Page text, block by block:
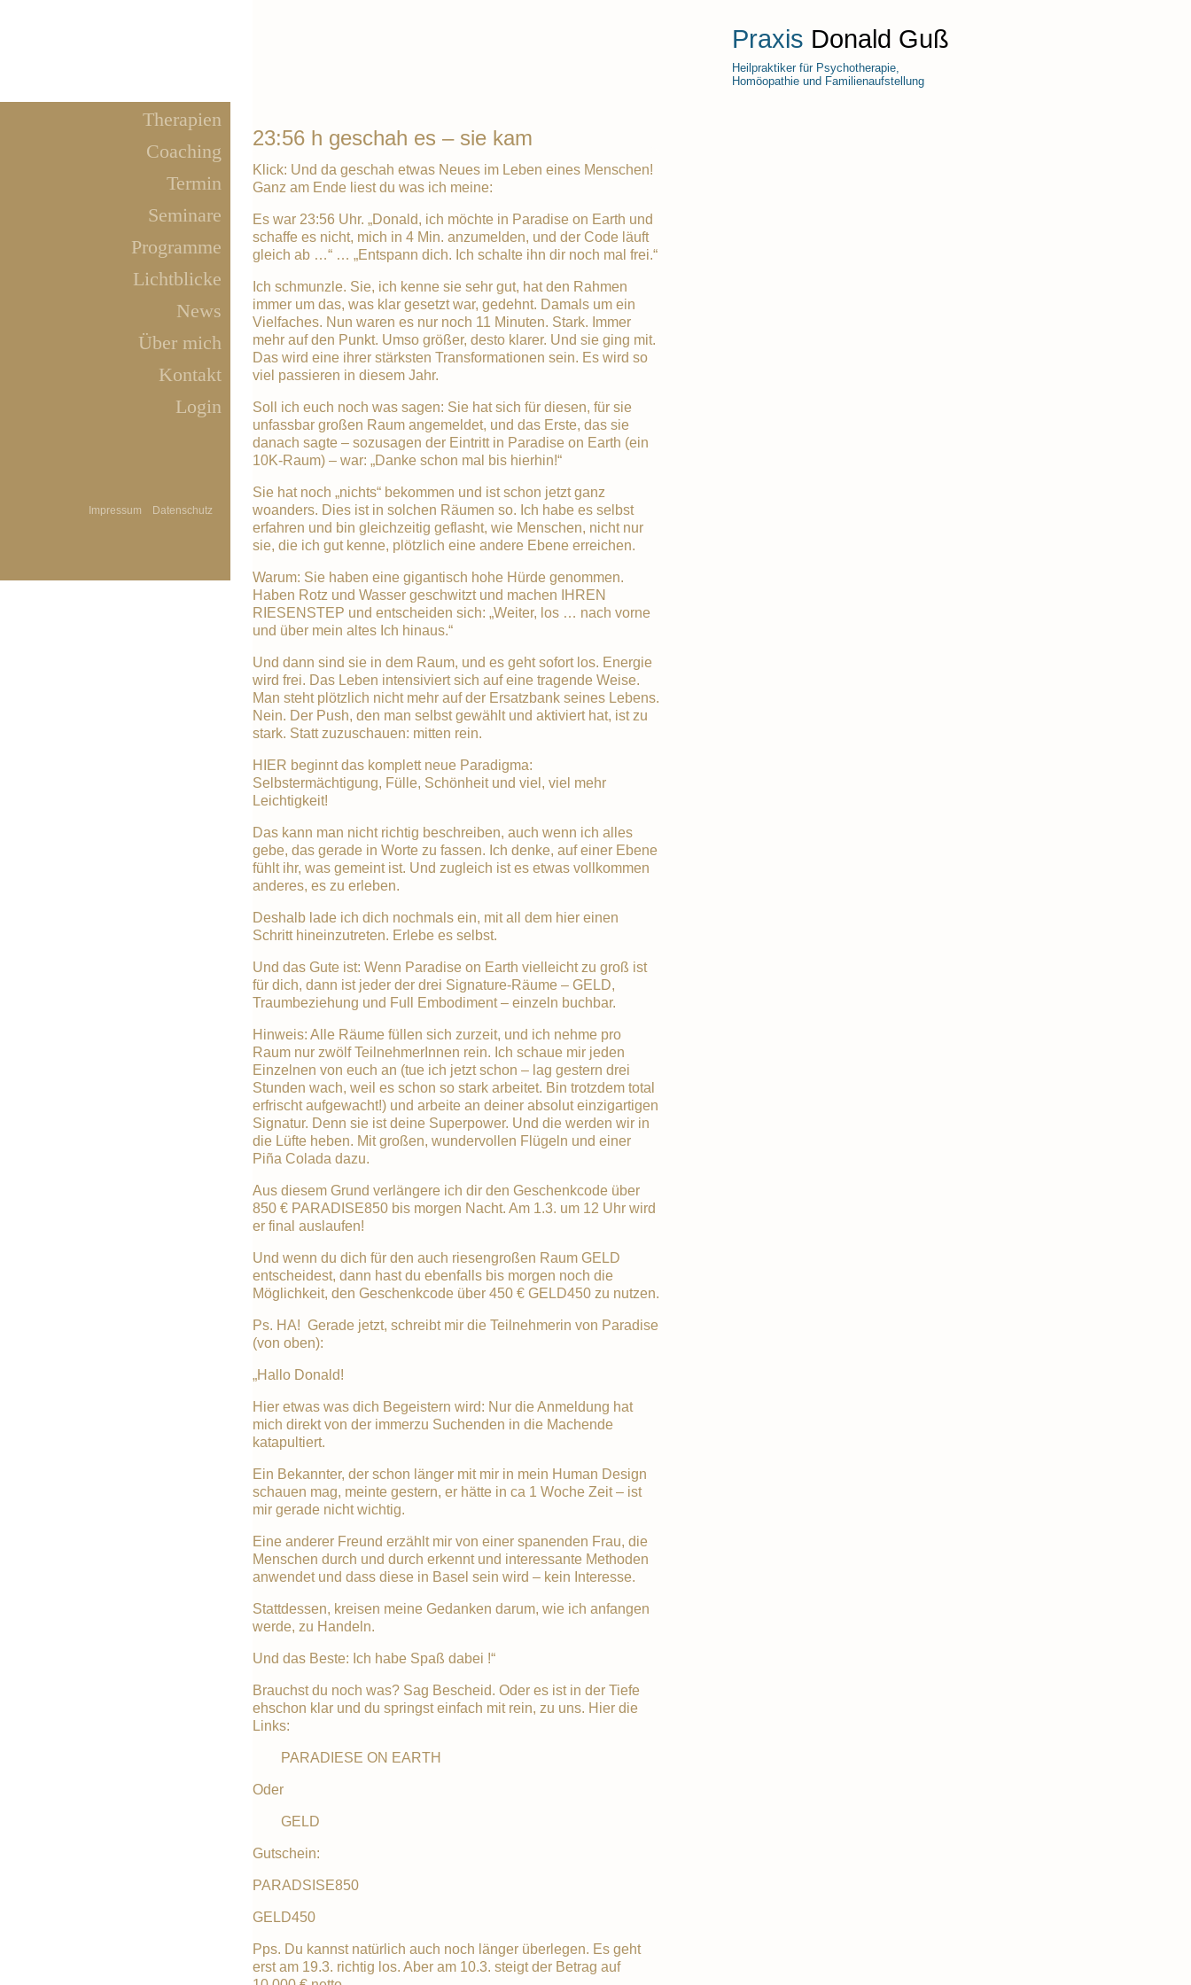
Therapien
Coaching
Termin
Seminare
Programme
Lichtblicke
News
Über mich
Kontakt
Login
Impressum Datenschutz
Praxis Donald Guß
Heilpraktiker für Psychotherapie,
Homöopathie und Familienaufstellung
23:56 h geschah es – sie kam
Klick: Und da geschah etwas Neues im Leben eines Menschen!
Ganz am Ende liest du was ich meine:
Es war 23:56 Uhr. „Donald, ich möchte in Paradise on Earth und
schaffe es nicht, mich in 4 Min. anzumelden, und der Code läuft
gleich ab …“ … „Entspann dich. Ich schalte ihn dir noch mal frei.“
Ich schmunzle. Sie, ich kenne sie sehr gut, hat den Rahmen
immer um das, was klar gesetzt war, gedehnt. Damals um ein
Vielfaches. Nun waren es nur noch 11 Minuten. Stark. Immer
mehr auf den Punkt. Umso größer, desto klarer. Und sie ging mit.
Das wird eine ihrer stärksten Transformationen sein. Es wird so
viel passieren in diesem Jahr.
Soll ich euch noch was sagen: Sie hat sich für diesen, für sie
unfassbar großen Raum angemeldet, und das Erste, das sie
danach sagte – sozusagen der Eintritt in Paradise on Earth (ein
10K-Raum) – war: „Danke schon mal bis hierhin!“
Sie hat noch „nichts“ bekommen und ist schon jetzt ganz
woanders. Dies ist in solchen Räumen so. Ich habe es selbst
erfahren und bin gleichzeitig geflasht, wie Menschen, nicht nur
sie, die ich gut kenne, plötzlich eine andere Ebene erreichen.
Warum: Sie haben eine gigantisch hohe Hürde genommen.
Haben Rotz und Wasser geschwitzt und machen IHREN
RIESENSTEP und entscheiden sich: „Weiter, los … nach vorne
und über mein altes Ich hinaus.“
Und dann sind sie in dem Raum, und es geht sofort los. Energie
wird frei. Das Leben intensiviert sich auf eine tragende Weise.
Man steht plötzlich nicht mehr auf der Ersatzbank seines Lebens.
Nein. Der Push, den man selbst gewählt und aktiviert hat, ist zu
stark. Statt zuzuschauen: mitten rein.
HIER beginnt das komplett neue Paradigma:
Selbstermächtigung, Fülle, Schönheit und viel, viel mehr
Leichtigkeit!
Das kann man nicht richtig beschreiben, auch wenn ich alles
gebe, das gerade in Worte zu fassen. Ich denke, auf einer Ebene
fühlt ihr, was gemeint ist. Und zugleich ist es etwas vollkommen
anderes, es zu erleben.
Deshalb lade ich dich nochmals ein, mit all dem hier einen
Schritt hineinzutreten. Erlebe es selbst.
Und das Gute ist: Wenn Paradise on Earth vielleicht zu groß ist
für dich, dann ist jeder der drei Signature-Räume – GELD,
Traumbeziehung und Full Embodiment – einzeln buchbar.
Hinweis: Alle Räume füllen sich zurzeit, und ich nehme pro
Raum nur zwölf TeilnehmerInnen rein. Ich schaue mir jeden
Einzelnen von euch an (tue ich jetzt schon – lag gestern drei
Stunden wach, weil es schon so stark arbeitet. Bin trotzdem total
erfrischt aufgewacht!) und arbeite an deiner absolut einzigartigen
Signatur. Denn sie ist deine Superpower. Und die werden wir in
die Lüfte heben. Mit großen, wundervollen Flügeln und einer
Piña Colada dazu.
Aus diesem Grund verlängere ich dir den Geschenkcode über
850 € PARADISE850 bis morgen Nacht. Am 1.3. um 12 Uhr wird
er final auslaufen!
Und wenn du dich für den auch riesengroßen Raum GELD
entscheidest, dann hast du ebenfalls bis morgen noch die
Möglichkeit, den Geschenkcode über 450 € GELD450 zu nutzen.
Ps. HA! Gerade jetzt, schreibt mir die Teilnehmerin von Paradise
(von oben):
„Hallo Donald!
Hier etwas was dich Begeistern wird: Nur die Anmeldung hat
mich direkt von der immerzu Suchenden in die Machende
katapultiert.
Ein Bekannter, der schon länger mit mir in mein Human Design
schauen mag, meinte gestern, er hätte in ca 1 Woche Zeit – ist
mir gerade nicht wichtig.
Eine anderer Freund erzählt mir von einer spanenden Frau, die
Menschen durch und durch erkennt und interessante Methoden
anwendet und dass diese in Basel sein wird – kein Interesse.
Stattdessen, kreisen meine Gedanken darum, wie ich anfangen
werde, zu Handeln.
Und das Beste: Ich habe Spaß dabei !“
Brauchst du noch was? Sag Bescheid. Oder es ist in der Tiefe
ehschon klar und du springst einfach mit rein, zu uns. Hier die
Links:
PARADIESE ON EARTH
Oder
GELD
Gutschein:
PARADSISE850
GELD450
Pps. Du kannst natürlich auch noch länger überlegen. Es geht
erst am 19.3. richtig los. Aber am 10.3. steigt der Betrag auf